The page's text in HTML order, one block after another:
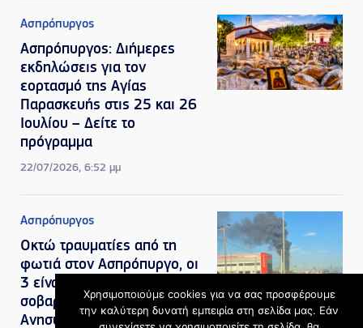
Ασπρόπυργος
Ασπρόπυργος: Διήμερες
εκδηλώσεις για τον
εορτασμό της Αγίας
Παρασκευής στις 25 και 26
Ιουλίου – Δείτε το
πρόγραμμα
22/07/2026, 6:52 μμ
Ασπρόπυργος
Οκτώ τραυματίες από τη
φωτιά στον Ασπρόπυργο, οι
3 είναι διασωληνωμένοι σε
σοβαρή κατάσταση –
Ανησυχία για φορτηγό με
Χρησιμοποιούμε cookies για να σας προσφέρουμε
την καλύτερη δυνατή εμπειρία στη σελίδα μας. Εάν